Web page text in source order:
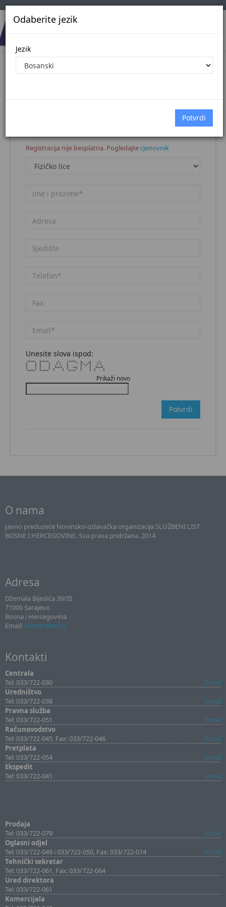
Odaberite jezik
Jezik
Registracija korisnika
Registracija nije besplatna. Pogledajtecjenovnik
Unesite slova ispod:
***** ****** * ***** * * *
* * * * * * * * ** ** * *
* * * * * * * * * * * * *
* * * * * * * * * * * *
* * * * ***** * *** * * *****
* * * * * * * * * * * *
***** ****** * * ***** * * * *
Prikaži novo
Potvrdi
O nama
Javno preduzeće Novinsko-izdavačka organizacija SLUŽBENI LIST
BOSNE I HERCEGOVINE. Sva prava pridržana. 2014
Adresa
Džemala Bijedića 39/III
71000 Sarajevo
Bosna i Hercegovina
Email: sllist@sllist.ba
Kontakti
Centrala
Tel: 033/722-030
Email
Uredništvo
Tel: 033/722-038
Email
Pravna služba
Tel: 033/722-051
Email
Računovodstvo
Tel: 033/722-045, Fax: 033/722-046
Email
Pretplata
Tel: 033/722-054
Email
Ekspedit
Tel: 033/722-041
Email
Prodaja
Tel: 033/722-079
Email
Oglasni odjel
Tel: 033/722-049 i 033/722-050, Fax: 033/722-074
Email
Tehnički sekretar
Tel: 033/722-061, Fax: 033/722-064
Ured direktora
Tel: 033/722-061
Komercijala